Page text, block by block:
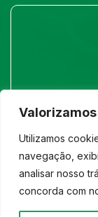
Utilizamos
navegação,
analisar nosso
concorda com